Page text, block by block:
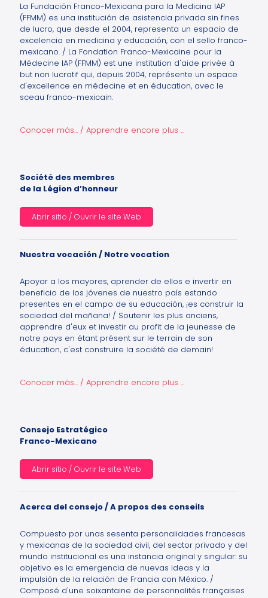
La Fundación Franco-Mexicana para la Medicina IAP
(FFMM) es una institución de asistencia privada sin fines
de lucro, que desde el 2004, representa un espacio de
excelencia en medicina y educación, con el sello franco-
mexicano. / La Fondation Franco-Mexicaine pour la
Médecine IAP (FFMM) est une institution d'aide privée à
but non lucratif qui, depuis 2004, représente un espace
d'excellence en médecine et en éducation, avec le
sceau franco-mexicain.
Conocer más... / Apprendre encore plus ...
Société des membres
de la Légion d’honneur
Abrir sitio / Ouvrir le site Web
Nuestra vocación / Notre vocation
Apoyar a los mayores, aprender de ellos e invertir en
beneficio de los jóvenes de nuestro país estando
presentes en el campo de su educación, ¡es construir la
sociedad del mañana! / Soutenir les plus anciens,
apprendre d'eux et investir au profit de la jeunesse de
notre pays en étant présent sur le terrain de son
éducation, c'est construire la société de demain!
Conocer más... / Apprendre encore plus ...
Consejo Estratégico
Franco-Mexicano
Abrir sitio / Ouvrir le site Web
Acerca del consejo / A propos des conseils
Compuesto por unas sesenta personalidades francesas
y mexicanas de la sociedad civil, del sector privado y del
mundo institucional es una instancia original y singular: su
objetivo es la emergencia de nuevas ideas y la
impulsión de la relación de Francia con México. /
Composé d'une soixantaine de personnalités françaises